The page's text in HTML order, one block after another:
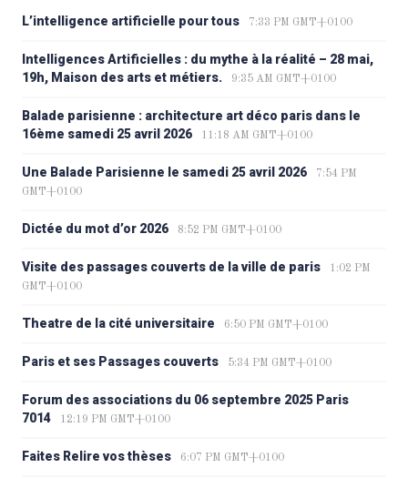
L’intelligence artificielle pour tous 7:33 PM GMT+0100
Intelligences Artificielles : du mythe à la réalité – 28 mai,
19h, Maison des arts et métiers.
9:35 AM GMT+0100
Balade parisienne : architecture art déco paris dans le
16ème samedi 25 avril 2026
11:18 AM GMT+0100
Une Balade Parisienne le samedi 25 avril 2026
7:54 PM
GMT+0100
Dictée du mot d’or 2026 8:52 PM GMT+0100
Visite des passages couverts de la ville de paris
1:02 PM
GMT+0100
Theatre de la cité universitaire 6:50 PM GMT+0100
Paris et ses Passages couverts 5:34 PM GMT+0100
Forum des associations du 06 septembre 2025 Paris
7014
12:19 PM GMT+0100
Faites Relire vos thèses 6:07 PM GMT+0100